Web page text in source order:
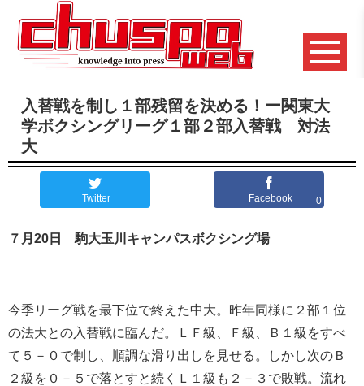
入替戦を制し１部残留を決める！ー関東大
学ボクシングリーグ１部２部入替戦 対法
大
Twitter Facebook 0
７月20日 駒大玉川キャンパスボクシング場
今季リーグ戦を最下位で終えた中大。昨年同様に２部１位
の法大との入替戦に臨んだ。ＬＦ級、Ｆ級、Ｂ１級をすべ
て５－０で制し、順調な滑り出しを見せる。しかし次のＢ
２級を０－５で落とすと続くＬ１級も２－３で敗戦。流れ